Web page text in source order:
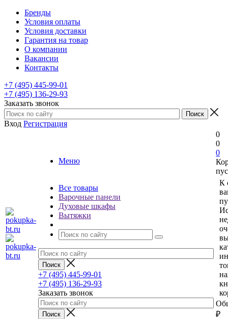
Бренды
Условия оплаты
Условия доставки
Гарантия на товар
О компании
Вакансии
Контакты
+7 (495) 445-99-01
+7 (495) 136-29-93
Заказать звонок
Вход Регистрация
Меню
Все товары
Варочные панели
Духовые шкафы
Вытяжки
+7 (495) 445-99-01
+7 (495) 136-29-93
Заказать звонок
0
0
0
К
₽